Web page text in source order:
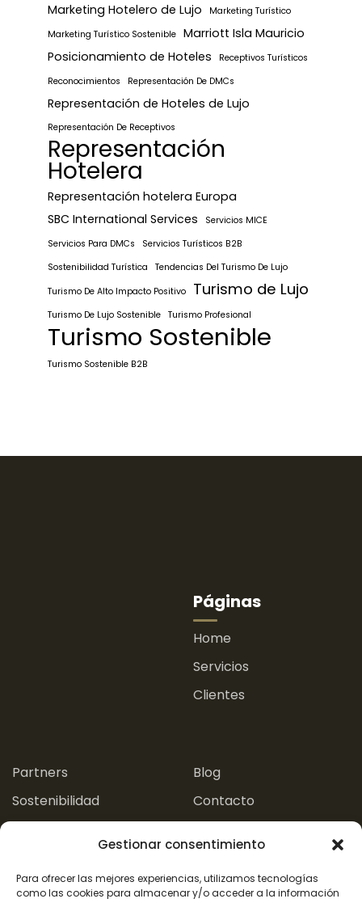
Gestionar consentimiento
Para ofrecer las mejores experiencias, utilizamos tecnologías
como las cookies para almacenar y/o acceder a la información
Marketing Hotelero de Lujo
Marketing Turístico
Marketing Turístico Sostenible Marriott Isla Mauricio
Posicionamiento de Hoteles
Receptivos Turísticos
Reconocimientos
Representación De DMCs
Representación de Hoteles de Lujo
Representación De Receptivos
Representación
Hotelera
Representación hotelera Europa
SBC International Services
Servicios MICE
Servicios Para DMCs
Servicios Turísticos B2B
Sostenibilidad Turística
Tendencias Del Turismo De Lujo
Turismo De Alto Impacto Positivo
Turismo de Lujo
Turismo De Lujo Sostenible Turismo Profesional
Turismo Sostenible
Turismo Sostenible B2B
Páginas
Home
Servicios
Clientes
Partners
Sostenibilidad
Blog
Contacto
Aviso Legal